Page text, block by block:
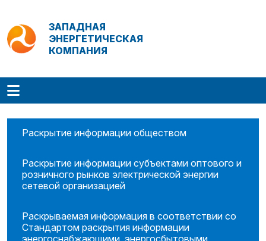
ЗАПАДНАЯ
ЭНЕРГЕТИЧЕСКАЯ
КОМПАНИЯ
Раскрытие информации обществом
Раскрытие информации субъектами оптового и
розничного рынков электрической энергии
сетевой организацией
Раскрываемая информация в соответствии со
Стандартом раскрытия информации
энергоснабжающими, энергосбытовыми